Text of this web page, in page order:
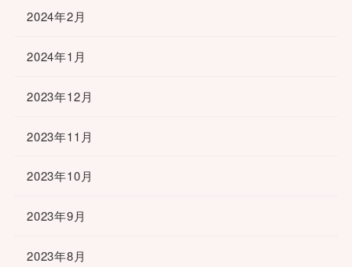
2024年2月
2024年1月
2023年12月
2023年11月
2023年10月
2023年9月
2023年8月